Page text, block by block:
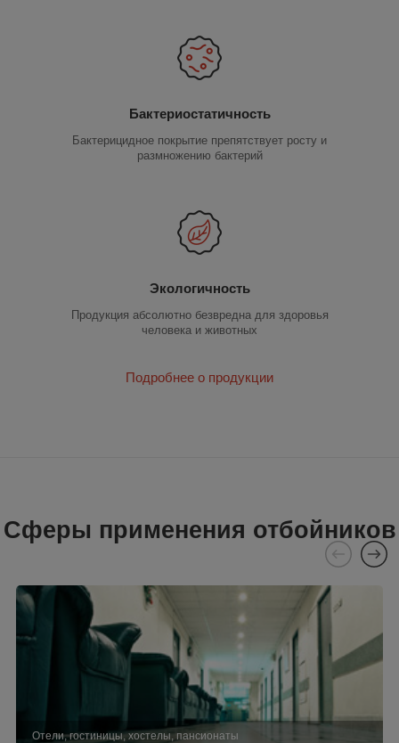
Бактериостатичность
Бактерицидное покрытие препятствует росту и
размножению бактерий
Экологичность
Продукция абсолютно безвредна для здоровья
человека и животных
Подробнее о продукции
Сферы применения отбойников
Отели, гостиницы, хостелы, пансионаты